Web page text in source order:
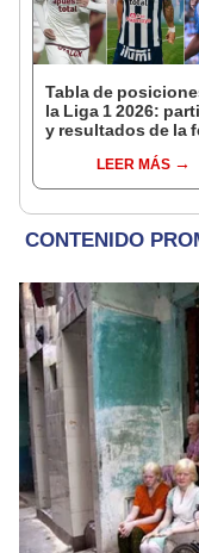
Tabla de
la Liga 1 2026:
y resultados de la
LEER MÁS